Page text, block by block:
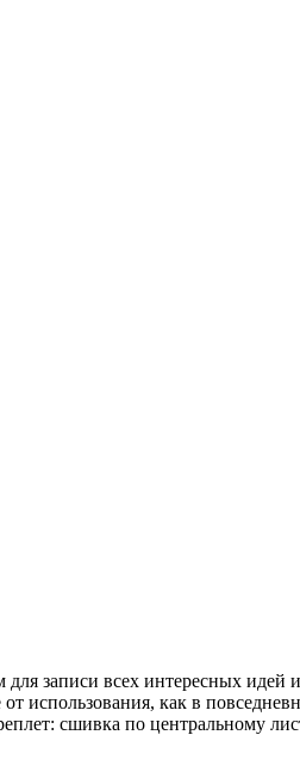
записи всех интересных идей
использования, как в
сшивка по центральному